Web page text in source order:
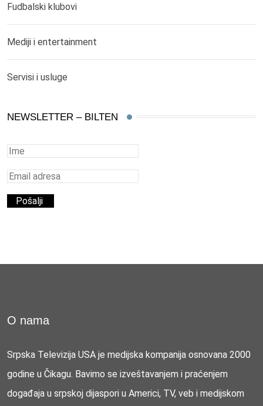
Fudbalski klubovi
Mediji i entertainment
Servisi i usluge
NEWSLETTER – BILTEN
O nama
Srpska Televizija USA je medijska kompanija osnovana 2000
godine u Čikagu. Bavimo se izveštavanjem i praćenjem
događaja u srpskoj dijaspori u Americi, TV, veb i medijskom